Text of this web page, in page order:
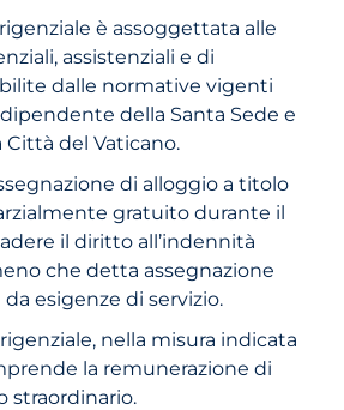
è assoggettata alle
assistenziali e di
dalle normative vigenti
della Santa Sede e
del Vaticano.
di alloggio a titolo
gratuito durante il
il diritto all’indennità
che detta assegnazione
esigenze di servizio.
nella misura indicata
la remunerazione di
straordinario.